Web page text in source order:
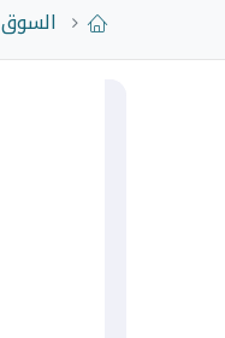
السوق